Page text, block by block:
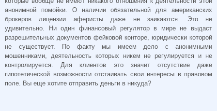
анонимной помойки. О наличии обязательной для американских
брокеров лицензии аферисты даже не заикаются. Это не
удивительно. Ни один финансовый регулятор в мире не выдаст
разрешительных документов фейковой конторе, юридически которой
не существует. По факту мы имеем дело с анонимными
мошенниками, деятельность которых никем не регулируется и не
контролируется. Для клиентов это значит отсутствие даже
гипотетической возможности отстаивать свои интересы в правовом
поле. Вы еще хотите отправить деньги в никуда?